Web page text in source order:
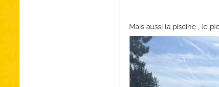
Mais aussi la piscine , le